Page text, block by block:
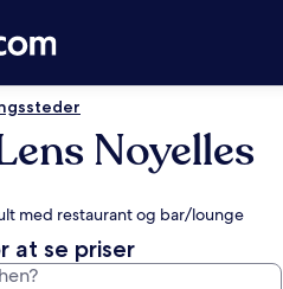
Noyelles
med restaurant og bar/lounge
at se priser